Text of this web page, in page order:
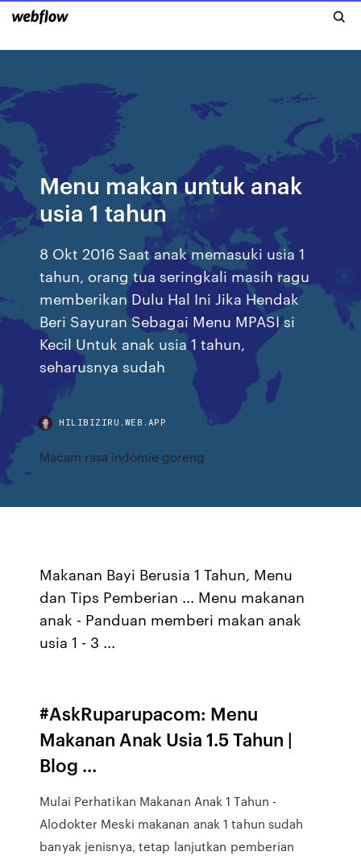
Menu makan untuk anak
usia 1 tahun
8 Okt 2016 Saat anak memasuki usia 1
tahun, orang tua seringkali masih ragu
memberikan Dulu Hal Ini Jika Hendak
Beri Sayuran Sebagai Menu MPASI si
Kecil Untuk anak usia 1 tahun,
seharusnya sudah
HILIBIZIRU.WEB.APP
Macam rasa indomie goreng
Makanan Bayi Berusia 1 Tahun, Menu
dan Tips Pemberian ... Menu makanan
anak - Panduan memberi makan anak
usia 1 - 3 ...
#AskRuparupacom: Menu
Makanan Anak Usia 1.5 Tahun |
Blog ...
Mulai Perhatikan Makanan Anak 1 Tahun -
Alodokter Meski makanan anak 1 tahun sudah
banyak jenisnya, tetap lanjutkan pemberian